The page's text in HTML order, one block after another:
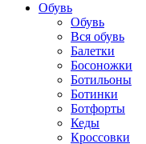
Обувь
Обувь
Вся обувь
Балетки
Босоножки
Ботильоны
Ботинки
Ботфорты
Кеды
Кроссовки